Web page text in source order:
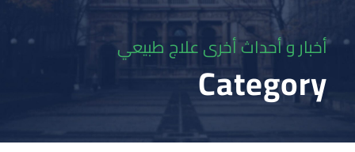
أخبار و أحداث أخرى علاج طبيعي
Category